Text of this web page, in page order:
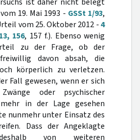
19. Mai 1993 - GSSt 1/93,
vom 25. Oktober 2012 -4
156, 157 f.). Ebenso wenig
zu der Frage, ob der
davon absah, die
körperlich zu verletzen.
Fall gewesen, wenn er sich
oder psychischer
in der Lage gesehen
nunmehr unter Einsatz des
Dass der Angeklagte
von weiteren